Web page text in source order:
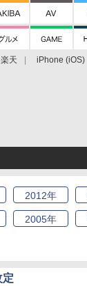
楽天 iPhone (iOS)
2012年
2005年
定